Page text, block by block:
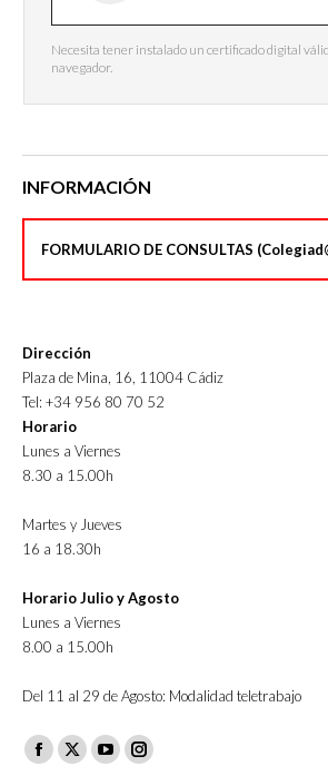
Necesita tener instalado un certificado digital
navegador.
INFORMACIÓN
FORMULARIO DE CONSULTAS
Dirección
Plaza de Mina, 16, 11004 Cádiz
Tel: +34 956 80 70 52
Horario
Lunes a Viernes
8.30 a 15.00h
Martes y Jueves
16 a 18.30h
Horario Julio y Agosto
Lunes a Viernes
8.00 a 15.00h
Del 11 al 29 de Agosto: Modalidad teletrabajo